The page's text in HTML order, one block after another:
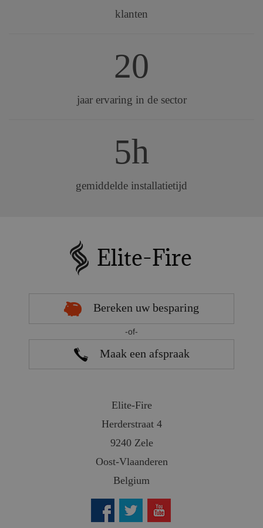
klanten
20
jaar ervaring in de sector
5h
gemiddelde installatietijd
Bereken uw besparing
-of-
Maak een afspraak
Elite-Fire
Herderstraat 4
9240 Zele
Oost-Vlaanderen
Belgium